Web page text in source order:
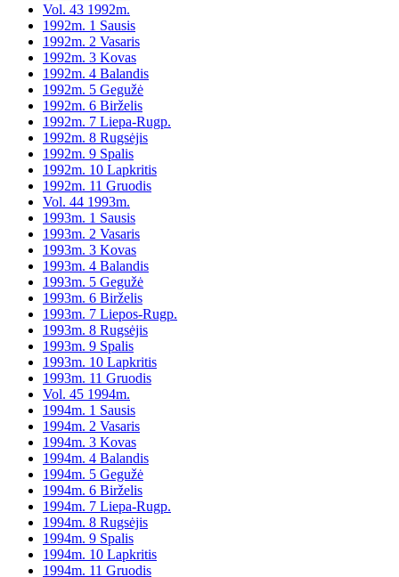
Vol. 43 1992m.
1992m. 1 Sausis
1992m. 2 Vasaris
1992m. 3 Kovas
1992m. 4 Balandis
1992m. 5 Gegužė
1992m. 6 Birželis
1992m. 7 Liepa-Rugp.
1992m. 8 Rugsėjis
1992m. 9 Spalis
1992m. 10 Lapkritis
1992m. 11 Gruodis
Vol. 44 1993m.
1993m. 1 Sausis
1993m. 2 Vasaris
1993m. 3 Kovas
1993m. 4 Balandis
1993m. 5 Gegužė
1993m. 6 Birželis
1993m. 7 Liepos-Rugp.
1993m. 8 Rugsėjis
1993m. 9 Spalis
1993m. 10 Lapkritis
1993m. 11 Gruodis
Vol. 45 1994m.
1994m. 1 Sausis
1994m. 2 Vasaris
1994m. 3 Kovas
1994m. 4 Balandis
1994m. 5 Gegužė
1994m. 6 Birželis
1994m. 7 Liepa-Rugp.
1994m. 8 Rugsėjis
1994m. 9 Spalis
1994m. 10 Lapkritis
1994m. 11 Gruodis